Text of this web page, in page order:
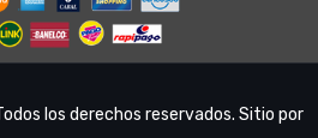
los derechos reservados. Sitio por